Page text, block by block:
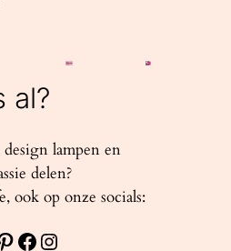
al?
lampen en
delen?
ook op onze socials:
Facebook Instagram